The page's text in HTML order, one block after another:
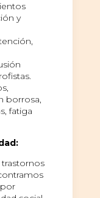
y
borrosa,
fatiga